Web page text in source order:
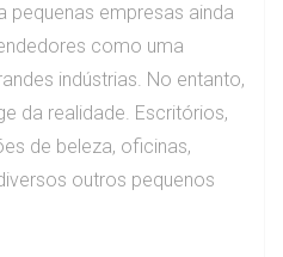
pequenas empresas ainda
como uma
indústrias. No entanto,
da realidade. Escritórios,
de beleza, oficinas,
outros pequenos